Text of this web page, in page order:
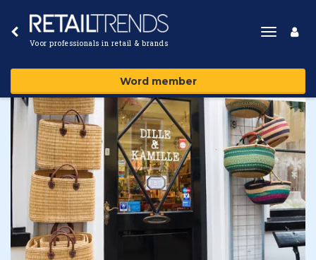
Voor professionals in retail & brands
Toggle
Word member